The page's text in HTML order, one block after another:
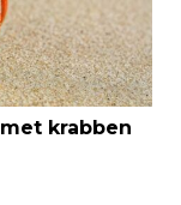
krabben